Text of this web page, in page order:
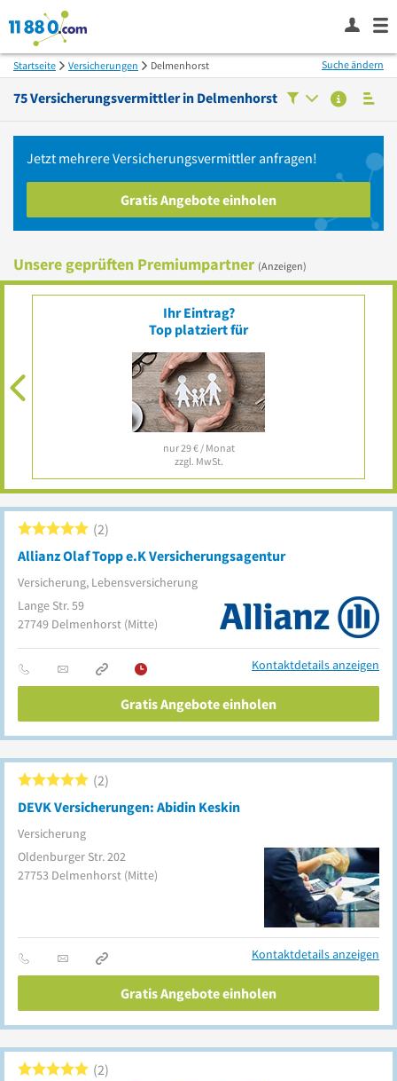
Startseite Versicherungen Delmenhorst
75Versicherungsvermittler in Delmenhorst
Suche ändern
Jetzt mehrereVersicherungsvermittler anfragen!
Gratis Angebote einholen
Unsere geprüften Premiumpartner (Anzeigen)
Ihr Eintrag?
Top platziert für
nur 29 € / Monat
zzgl. MwSt.
Allianz Olaf Topp e.K Versicherungsagentur
Versicherung, Lebensversicherung
2
Lange Str. 59
27749 Delmenhorst (Mitte)
Kontaktdetails anzeigen
Gratis Angebote einholen
DEVK Versicherungen: Abidin Keskin
Versicherung
2
Oldenburger Str. 202
27753 Delmenhorst (Mitte)
Kontaktdetails anzeigen
Gratis Angebote einholen
2